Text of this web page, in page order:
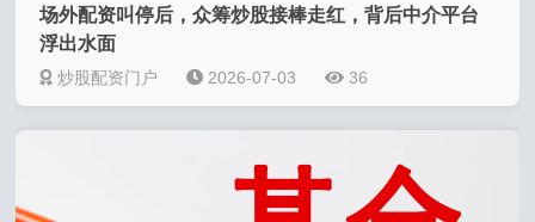
场外配资叫停后，众筹炒股接棒走红，背后中介平台
浮出水面
炒股配资门户 2026-07-03 36